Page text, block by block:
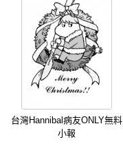
台灣Hannibal病友ONLY無料
小報